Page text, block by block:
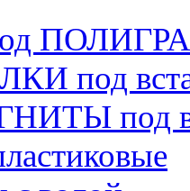
под
под
под